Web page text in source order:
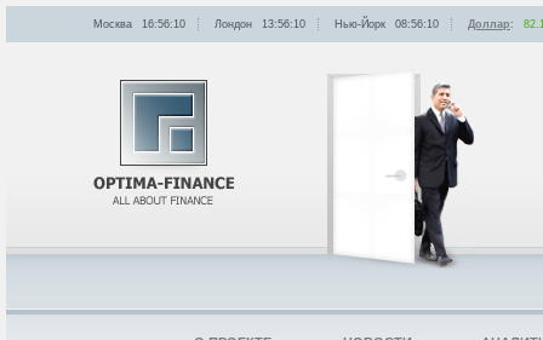
Москва 16:56:10 Лондон 13:56:10 Нью-Йорк 08:56:10 Доллар: